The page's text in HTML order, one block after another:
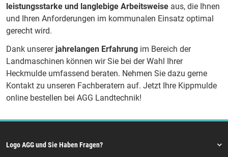
leistungsstarke und langlebige Arbeitsweise aus, die Ihnen
und Ihren Anforderungen im kommunalen Einsatz optimal
gerecht wird.
Dank unserer jahrelangen Erfahrung im Bereich der
Landmaschinen können wir Sie bei der Wahl Ihrer
Heckmulde umfassend beraten. Nehmen Sie dazu gerne
Kontakt zu unseren Fachberatern auf. Jetzt Ihre Kippmulde
online bestellen bei AGG Landtechnik!
Logo AGG und Sie Haben Fragen?